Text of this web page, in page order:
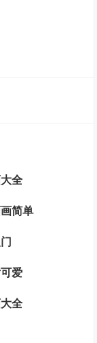
全
简单
爱
全